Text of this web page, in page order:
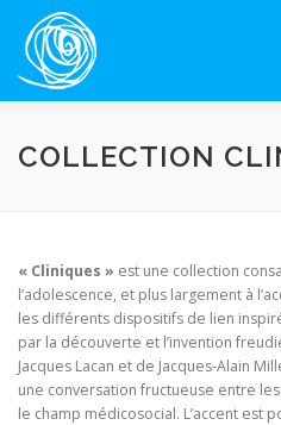
contenu
ACCUEIL OUVRAGES
COLLECTION
« Cliniques » est une collection
l’adolescence, et plus largement à
les différents dispositifs de lien
par la découverte et l’invention
Jacques Lacan et de Jacques-Alain
une conversation fructueuse entre
le champ médicosocial. L’accent est